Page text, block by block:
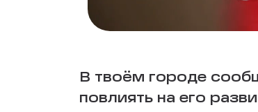
В твоём городе
повлиять на его